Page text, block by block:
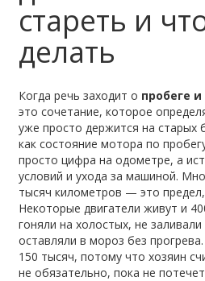
стареть и
делать
Когда речь заходит о пробеге
это сочетание, которое
уже просто держится на старых
каксостояние мотора по
просто цифра на одометре, а
условий и ухода за машиной.
тысяч километров — это
Некоторые двигатели живут и
гоняли на холостых, не
оставляли в мороз без
150 тысяч, потому что хозяин
не обязательно, пока не